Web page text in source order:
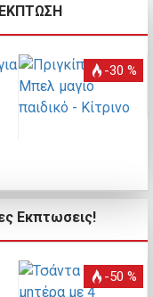
ΕΚΠΤΩΣΗ
-30 %
Εκπτωσεις!
-50 %